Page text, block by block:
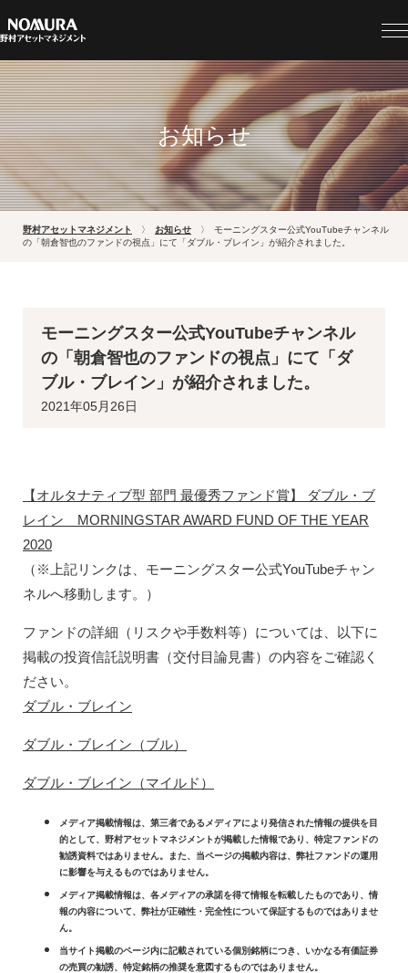
お知らせ
野村アセットマネジメント お知らせ
モーニングスター公式YouTubeチャンネル
の「朝倉智也のファンドの視点」にて「ダブル・ブレイン」が紹介されました。
モーニングスター公式YouTubeチャンネル
の「朝倉智也のファンドの視点」にて「ダ
ブル・ブレイン」が紹介されました。
2021年05月26日
【オルタナティブ型 部門 最優秀ファンド賞】 ダブル・ブ
レイン MORNINGSTAR AWARD FUND OF THE YEAR
2020
（※上記リンクは、モーニングスター公式YouTubeチャン
ネルへ移動します。）
ファンドの詳細（リスクや手数料等）については、以下に
掲載の投資信託説明書（交付目論見書）の内容をご確認く
ださい。
ダブル・ブレイン
ダブル・ブレイン（ブル）
ダブル・ブレイン（マイルド）
メディア掲載情報は、第三者であるメディアにより発信された情報の提供を目
的として、野村アセットマネジメントが掲載した情報であり、特定ファンドの
勧誘資料ではありません。また、当ページの掲載内容は、弊社ファンドの運用
に影響を与えるものではありません。
メディア掲載情報は、各メディアの承諾を得て情報を転載したものであり、情
報の内容について、弊社が正確性・完全性について保証するものではありませ
ん。
当サイト掲載のページ内に記載されている個別銘柄につき、いかなる有価証券
の売買の勧誘、特定銘柄の推奨を意図するものではありません。